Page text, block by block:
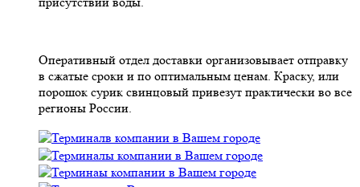
Оперативный отдел доставки организовывает отправку
в сжатые сроки и по оптимальным ценам. Краску, или
порошок сурик свинцовый привезут практически во все
регионы России.